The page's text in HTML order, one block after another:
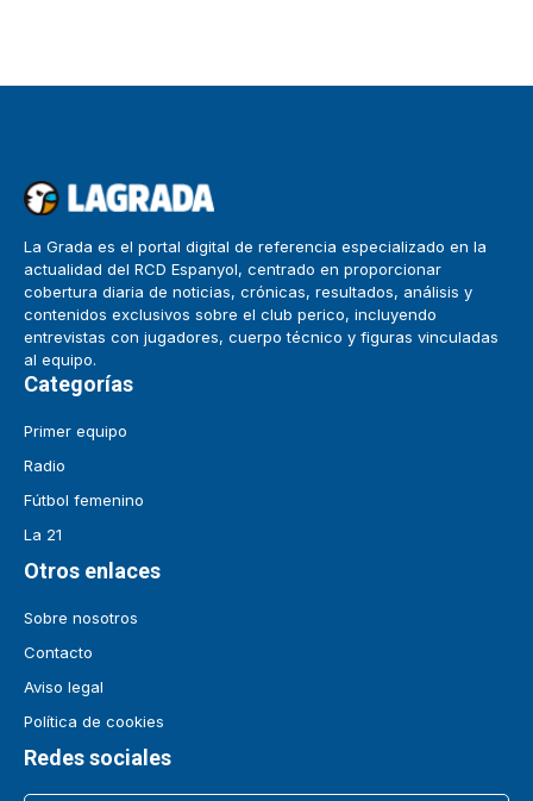
La Grada es el portal digital de referencia especializado en la
actualidad del RCD Espanyol, centrado en proporcionar
cobertura diaria de noticias, crónicas, resultados, análisis y
contenidos exclusivos sobre el club perico, incluyendo
entrevistas con jugadores, cuerpo técnico y figuras vinculadas
al equipo.
Categorías
Primer equipo
Radio
Fútbol femenino
La 21
Otros enlaces
Sobre nosotros
Contacto
Aviso legal
Política de cookies
Redes sociales